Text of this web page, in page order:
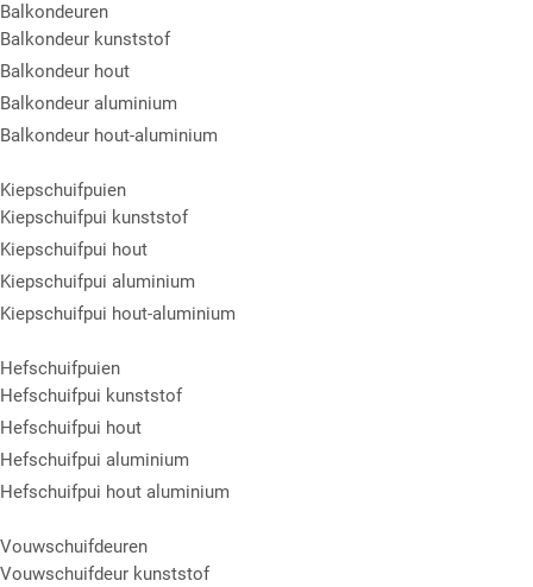
Balkondeuren
Balkondeur kunststof
Balkondeur hout
Balkondeur aluminium
Balkondeur hout-aluminium
Kiepschuifpuien
Kiepschuifpui kunststof
Kiepschuifpui hout
Kiepschuifpui aluminium
Kiepschuifpui hout-aluminium
Hefschuifpuien
Hefschuifpui kunststof
Hefschuifpui hout
Hefschuifpui aluminium
Hefschuifpui hout aluminium
Vouwschuifdeuren
Vouwschuifdeur kunststof